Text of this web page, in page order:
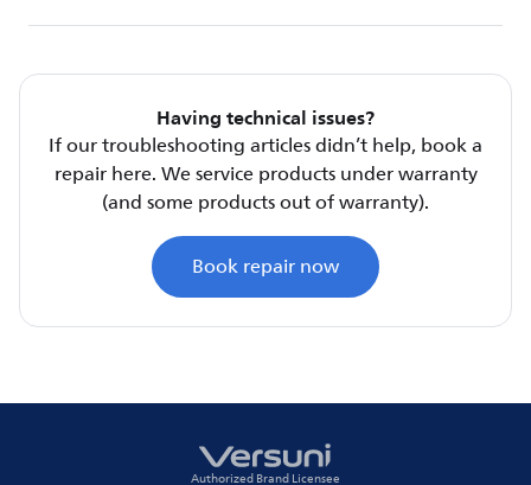
Having technical issues?
If our troubleshooting articles didn’t help, book a
repair here. We service products under warranty
(and some products out of warranty).
Book repair now
Authorized Brand Licensee